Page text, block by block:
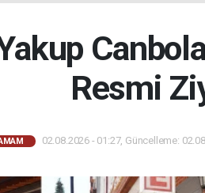
Resmi
02.08.2026 - 01:27, Güncelleme: